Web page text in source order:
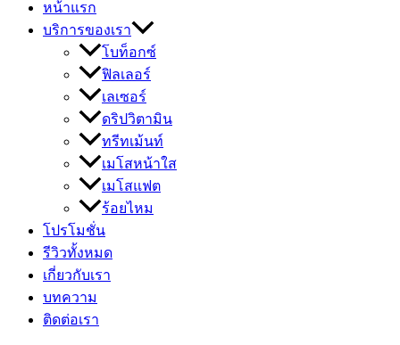
หน้าแรก
บริการของเรา
โบท็อกซ์
ฟิลเลอร์
เลเซอร์
ดริปวิตามิน
ทรีทเม้นท์
เมโสหน้าใส
เมโสแฟต
ร้อยไหม
โปรโมชั่น
รีวิวทั้งหมด
เกี่ยวกับเรา
บทความ
ติดต่อเรา